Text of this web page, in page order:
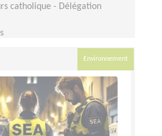
catholique - Délégation
Une demi-journée par
Environnement